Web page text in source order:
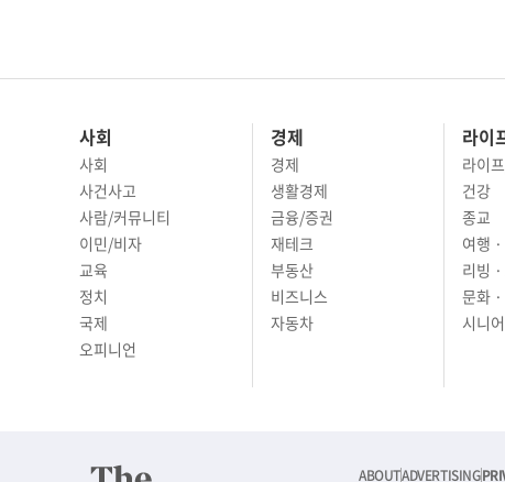
사회
사회
사건사고
사람/커뮤니티
이민/비자
교육
정치
국제
오피니언
경제
경제
생활경제
금융/증권
재테크
부동산
비즈니스
자동차
라이
라이
건강
종교
여행
리빙
문화
시니어
ABOUTADVERTISING